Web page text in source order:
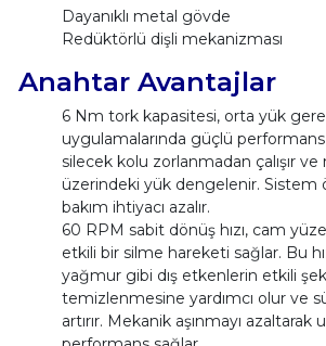
Dayanıklı metal gövde
Redüktörlü dişli mekanizması
Anahtar Avantajlar
6 Nm tork kapasitesi, orta yük
uygulamalarında güçlü
silecek kolu zorlanmadan çalışır
üzerindeki yük dengelenir. Sistem
bakım ihtiyacı azalır.
60 RPM sabit dönüş hızı, cam
etkili bir silme hareketi sağlar. Bu
yağmur gibi dış etkenlerin etkili
temizlenmesine yardımcı olur ve
artırır. Mekanik aşınmayı azaltarak